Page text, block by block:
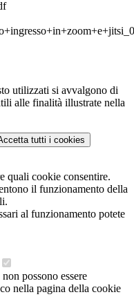
utilizzati si avvalgono di
alle finalità illustrate nella
tutti i cookies
quali cookie consentire.
il funzionamento della
al funzionamento potete
possono essere
nella pagina della cookie